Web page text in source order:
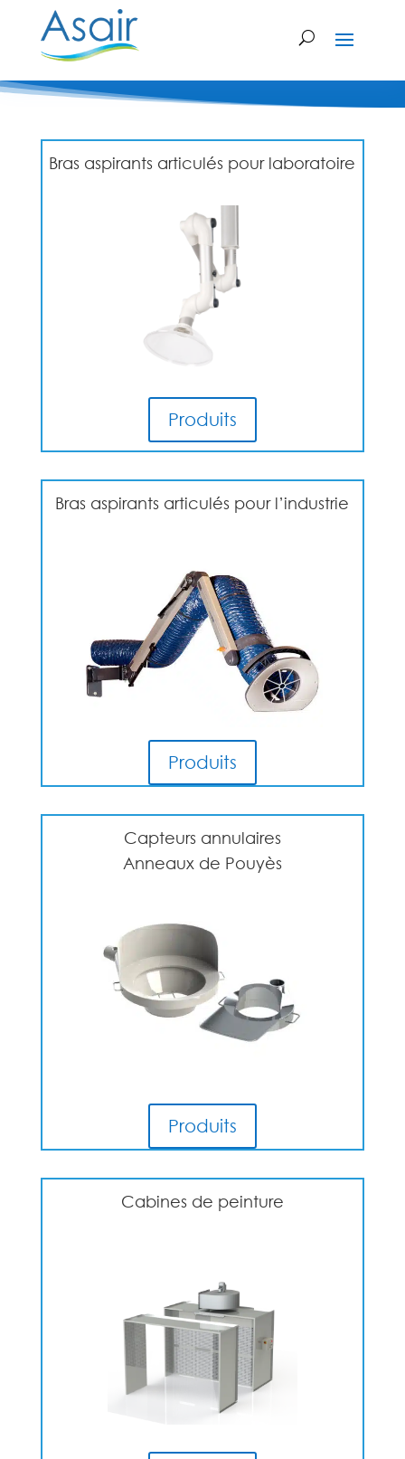
Bras aspirants articulés pour laboratoire
Produits
Bras aspirants articulés pour l’industrie
Produits
Capteurs annulaires
Anneaux de Pouyès
Produits
Cabines de peinture